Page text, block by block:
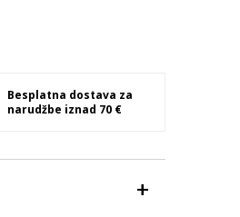
Besplatna dostava za
narudžbe iznad 70 €